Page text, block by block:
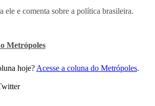
ele e comenta sobre a política brasileira.
Metrópoles
hoje? Acesse a coluna do Metrópoles.